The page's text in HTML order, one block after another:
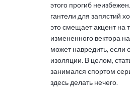
этого прогиб
гантели для запястий
это смещает акцент на
измененного вектора
может навредить, если
изоляции. В целом,
занимался спортом
здесь делать нечего.